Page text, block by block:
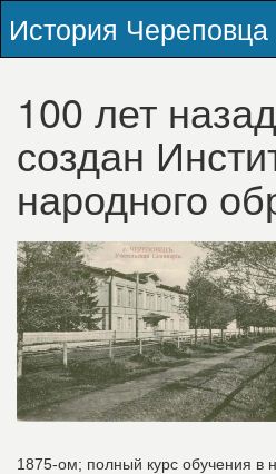
История Череповца
100 лет
создан
народного
1875-ом; полный курс обучения в